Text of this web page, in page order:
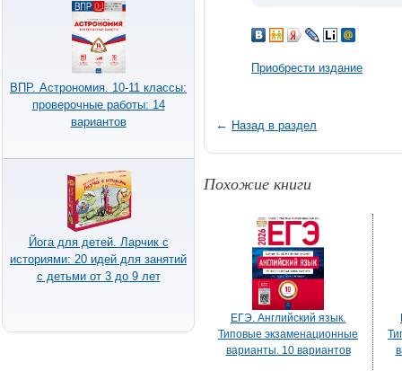
ВПР. Астрономия. 10-11 классы:
проверочные работы: 14
вариантов
Йога для детей. Ларчик с
историями: 20 идей для занятий
с детьми от 3 до 9 лет
Приобрести издание
← Назад в раздел
Похожие книги
ЕГЭ. Английский язык.
Типовые экзаменационные
варианты. 10 вариантов